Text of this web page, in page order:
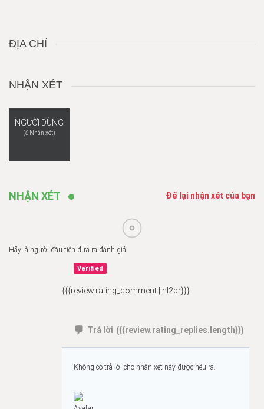
ĐỊA CHỈ
NHẬN XÉT
NGƯỜI DÙNG
(0Nhận xét)
NHẬN XÉT Để lại nhận xét của bạn
Hãy là người đầu tiên đưa ra đánh giá.
Verified
{{{review.rating_comment | nl2br}}}
Trả lời ({{review.rating_replies.length}})
Không có trả lời cho nhận xét này được nêu ra.